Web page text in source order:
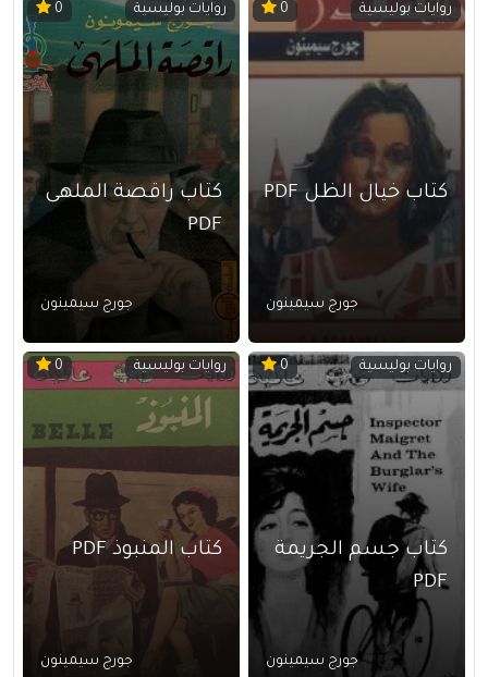
روايات بوليسية 0
كتاب خيال الظل PDF
جورج سيمينون
روايات بوليسية 0
كتاب راقصة الملهى
PDF
جورج سيمينون
روايات بوليسية 0
كتاب جسم الجريمة
PDF
جورج سيمينون
روايات بوليسية 0
كتاب المنبوذ PDF
جورج سيمينون